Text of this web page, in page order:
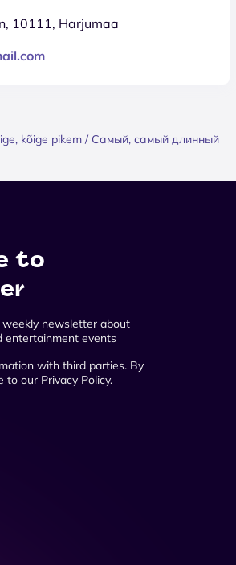
10111, Harjumaa
kõige pikem / Самый, самый длинный
to
newsletter about
entertainment events
with third parties. By
to our Privacy Policy.